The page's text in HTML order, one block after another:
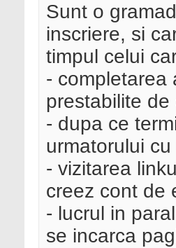
Sunt o
inscriere, si
timpul celui
- completarea
prestabilite de
- dupa ce
urmatorului
- vizitarea
creez cont de
- lucrul in
se incarca